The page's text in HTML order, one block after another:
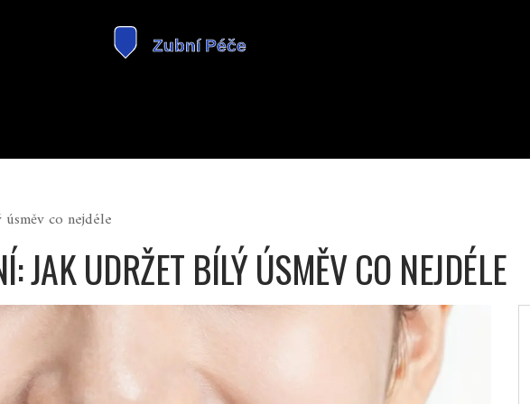
co nejdéle
JAK UDRŽET BÍLÝ ÚSMĚV CO NEJDÉLE